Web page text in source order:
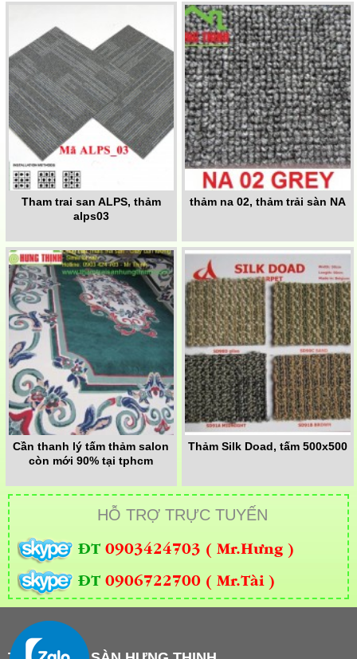
Tham trai san ALPS, thảm
alps03
thảm na 02, thảm trải sàn NA
Cần thanh lý tấm thảm salon
còn mới 90% tại tphcm
Thảm Silk Doad, tấm 500x500
HỖ TRỢ TRỰC TUYẾN
ĐT 0903424703 ( Mr.Hưng )
ĐT 0906722700 ( Mr.Tài )